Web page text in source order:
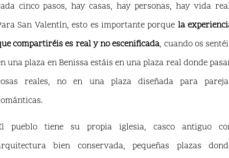
cinco pasos, hay casas, hay personas, hay vida
San Valentín, esto es importante porque la
compartiréis es real y no escenificada, cuando os
una plaza en Benissa estáis en una plaza real donde
reales, no en una plaza diseñada para
pueblo tiene su propia iglesia, casco antiguo
bien conservada, pequeñas plazas